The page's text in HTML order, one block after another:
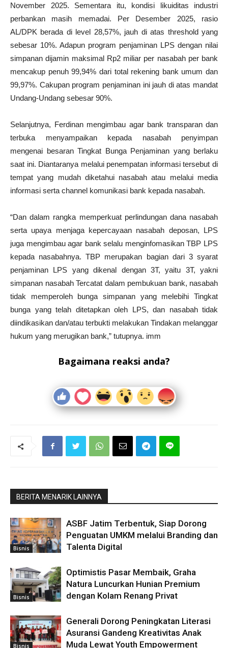
November 2025. Sementara itu, kondisi likuiditas industri
perbankan masih memadai. Per Desember 2025, rasio
AL/DPK berada di level 28,57%, jauh di atas threshold yang
sebesar 10%. Adapun program penjaminan LPS dengan nilai
simpanan dijamin maksimal Rp2 miliar per nasabah per bank
mencakup penuh 99,94% dari total rekening bank umum dan
99,97%. Cakupan program penjaminan ini jauh di atas mandat
Undang-Undang sebesar 90%.
Selanjutnya, Ferdinan mengimbau agar bank transparan dan
terbuka menyampaikan kepada nasabah penyimpan
mengenai besaran Tingkat Bunga Penjaminan yang berlaku
saat ini. Diantaranya melalui penempatan informasi tersebut di
tempat yang mudah diketahui nasabah atau melalui media
informasi serta channel komunikasi bank kepada nasabah.
“Dan dalam rangka memperkuat perlindungan dana nasabah
serta upaya menjaga kepercayaan nasabah deposan, LPS
juga mengimbau agar bank selalu menginfomasikan TBP LPS
kepada nasabahnya. TBP merupakan bagian dari 3 syarat
penjaminan LPS yang dikenal dengan 3T, yaitu 3T, yakni
simpanan nasabah Tercatat dalam pembukuan bank, nasabah
tidak memperoleh bunga simpanan yang melebihi Tingkat
bunga yang telah ditetapkan oleh LPS, dan nasabah tidak
diindikasikan dan/atau terbukti melakukan Tindakan melanggar
hukum yang merugikan bank,” tutupnya. imm
Bagaimana reaksi anda?
BERITA MENARIK LAINNYA
Bisnis
ASBF Jatim Terbentuk, Siap Dorong
Penguatan UMKM melalui Branding dan
Talenta Digital
Bisnis
Optimistis Pasar Membaik, Graha
Natura Luncurkan Hunian Premium
dengan Kolam Renang Privat
Bisnis
Generali Dorong Peningkatan Literasi
Asuransi Gandeng Kreativitas Anak
Muda Lewat Youth Empowerment